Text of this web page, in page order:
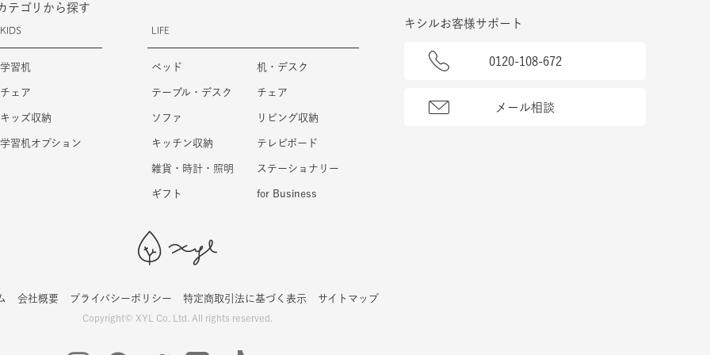
テゴリから探す
KIDS
学習机
チェア
キッズ収納
学習机オプション
LIFE
ベッド 机・デスク
テーブル・デスク チェア
ソファ リビング収納
キッチン収納 テレビボード
雑貨・時計・照明 ステーショナリー
ギフト for Business
キシルお客様サポート
0120-108-672
メール相談
会社概要 プライバシーポリシー 特定商取引法に基づく表示 サイトマップ
Copyright© XYL Co. Ltd. All rights reserved.